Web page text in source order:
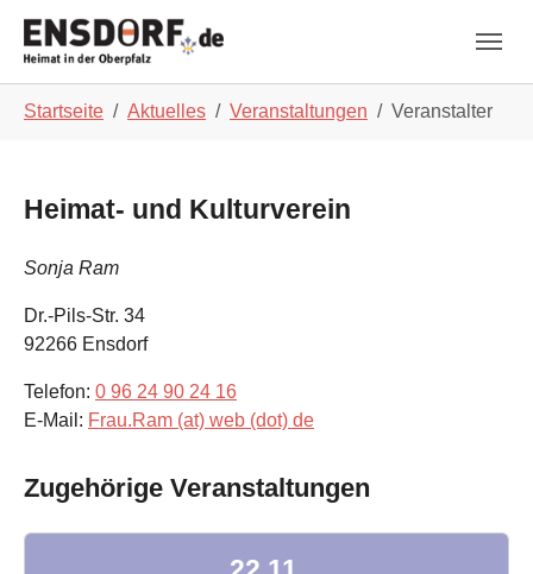
Startseite Aktuelles Veranstaltungen Veranstalter
Heimat- und Kulturverein
Sonja Ram
Dr.-Pils-Str. 34
92266 Ensdorf
Telefon: 0 96 24 90 24 16
E-Mail: Frau.Ram (at) web (dot) de
Zugehörige Veranstaltungen